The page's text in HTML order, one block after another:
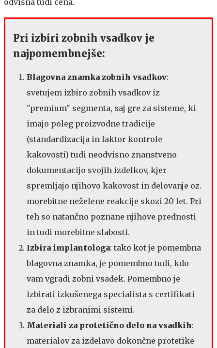
Pri izbiri zobnih vsadkov je
najpomembnejše:
Blagovna znamka zobnih vsadkov:
svetujem izbiro zobnih vsadkov iz
"premium" segmenta, saj gre za sisteme, ki
imajo poleg proizvodne tradicije
(standardizacija in faktor kontrole
kakovosti) tudi neodvisno znanstveno
dokumentacijo svojih izdelkov, kjer
spremljajo njihovo kakovost in delovanje oz.
morebitne neželene reakcije skozi 20 let. Pri
teh so natančno poznane njihove prednosti
in tudi morebitne slabosti.
Izbira implantologa: tako kot je pomembna
blagovna znamka, je pomembno tudi, kdo
vam vgradi zobni vsadek. Pomembno je
izbirati izkušenega specialista s certifikati
za delo z izbranimi sistemi.
Materiali za protetično delo na vsadkih:
materialov za izdelavo dokončne protetike